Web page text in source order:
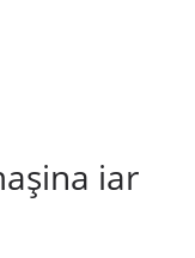
iar